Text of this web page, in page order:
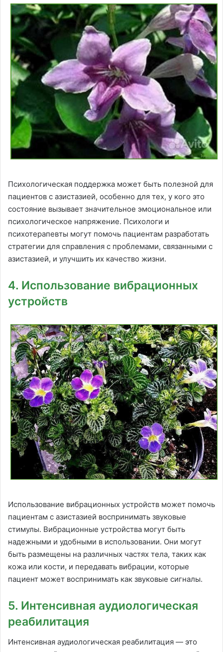
Психологическая поддержка может быть полезной для
пациентов с азистазией, особенно для тех, у кого это
состояние вызывает значительное эмоциональное или
психологическое напряжение. Психологи и
психотерапевты могут помочь пациентам разработать
стратегии для справления с проблемами, связанными с
азистазией, и улучшить их качество жизни.
4. Использование вибрационных
устройств
Использование вибрационных устройств может помочь
пациентам с азистазией воспринимать звуковые
стимулы. Вибрационные устройства могут быть
надежными и удобными в использовании. Они могут
быть размещены на различных частях тела, таких как
кожа или кости, и передавать вибрации, которые
пациент может воспринимать как звуковые сигналы.
5. Интенсивная аудиологическая
реабилитация
Интенсивная аудиологическая реабилитация — это